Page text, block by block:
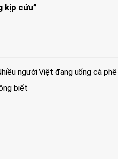
kịp cứu”
người Việt đang uống cà
biết